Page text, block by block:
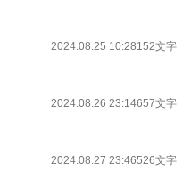
2024.08.25 10:28152文字
2024.08.26 23:14657文字
2024.08.27 23:46526文字